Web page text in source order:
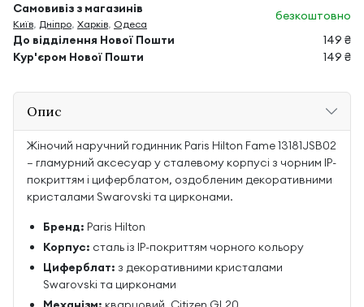
Самовивіз з магазинів
Київ, Дніпро, Харків, Одеса
безкоштовно
До відділення Нової Пошти
149 ₴
Кур'єром Нової Пошти
149 ₴
Опис
Жіночий наручний годинник Paris Hilton Fame 13181JSB02
— гламурний аксесуар у сталевому корпусі з чорним IP-
покриттям і циферблатом, оздобленим декоративними
кристалами Swarovski та цирконами.
Бренд: Paris Hilton
Корпус: сталь із IP-покриттям чорного кольору
Циферблат: з декоративними кристалами
Swarovski та цирконами